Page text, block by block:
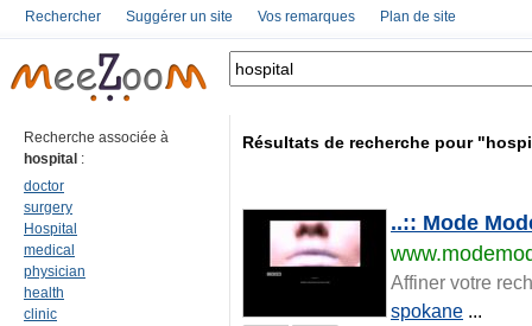
Rechercher Suggérer un site Vos remarques Plan de site
Recherche associée à
hospital :
doctor
surgery
Hospital
medical
physician
health
clinic
Résultats de recherche pour
..:: Mode
Affiner votre
spokane ...